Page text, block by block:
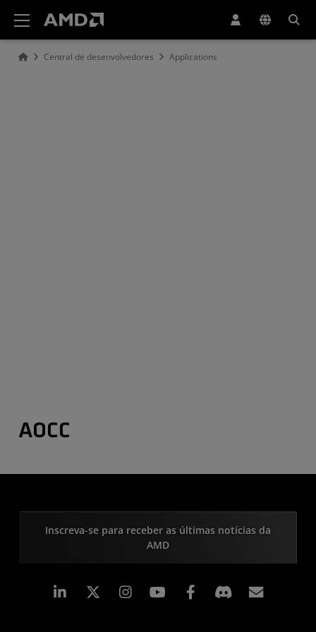
Central de desenvolvedores Applications
AOCC
Inscreva-se para receber as últimas notícias da
AMD
Linkedin Instagram Facebook